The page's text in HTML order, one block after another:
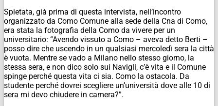
Spietata, già prima di questa intervista, nell’incontro
organizzato da Como Comune alla sede della Cna di Como,
era stata la fotografia della Como da vivere per un
universitario: “Avendo vissuto a Como – aveva detto Berti –
posso dire che uscendo in un qualsiasi mercoledì sera la città
è vuota. Mentre se vado a Milano nello stesso giorno, la
stessa sera, e non dico solo sui Navigli, c’è vita e il Comune
spinge perché questa vita ci sia. Como la ostacola. Da
studente perché dovrei scegliere un’università dove alle 10 di
sera mi devo chiudere in camera?”.